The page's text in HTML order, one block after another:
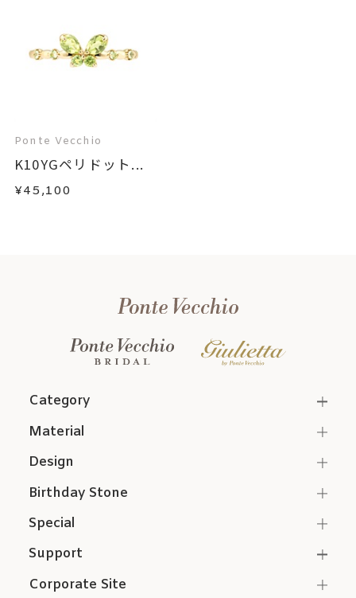
Ponte Vecchio
K10YGペリドット...
¥45,100
Category
Support
Corporate Site
Material
Design
Birthday Stone
Special